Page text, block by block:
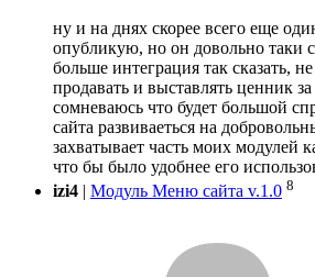
ну и на днях скорее всего еще
опубликую, но он довольно таки
больше интеграция так сказать,
продавать и выставлять ценник
сомневаюсь что будет большой
сайта развиваеться на
захватывает часть моих модулей
что бы было удобнее его
izi4 | Модуль Меню сайта v.1.0 8